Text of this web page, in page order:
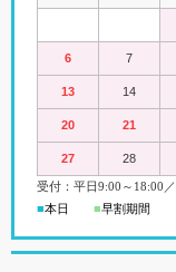
6 7
13 14
20 21
27 28
受付：平日9:00 ～18:00 ／
■本日 ■早割期間